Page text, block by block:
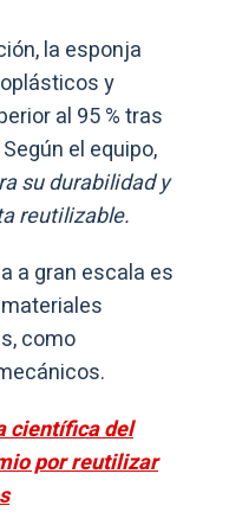
la esponja
y
al 95 % tras
el equipo,
su durabilidad y
reutilizable.
a gran escala es
como
científica del
por reutilizar